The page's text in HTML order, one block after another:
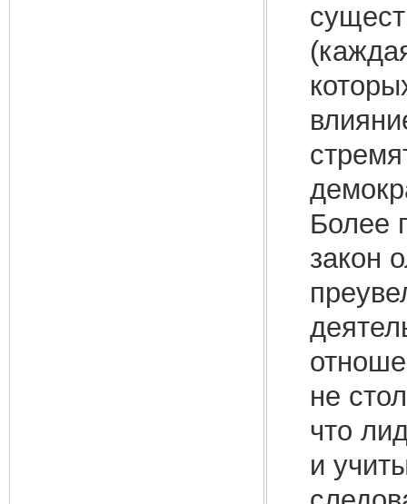
Более
закон
не
что
и